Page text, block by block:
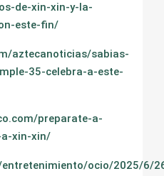
de-xin-xin-y-la-
este-fin/
aztecanoticias/sabias-
35-celebra-a-este-
preparate-a-
xin-xin/
entretenimiento/ocio/2025/6/